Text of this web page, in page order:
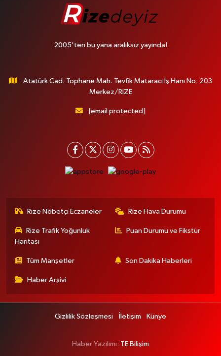
2005'ten bu yana aralıksız yayında!
Atatürk Cad. Tophane Mah. Tevfik Mataracı İş Hanı No: 203
Merkez/RİZE
[email protected]
Rize Nöbetçi Eczaneler Rize Hava Durumu
Rize Trafik Yoğunluk
Haritası
Puan Durumu ve Fikstür
Tüm Manşetler Son Dakika Haberleri
Haber Arşivi
Gizlilik Sözleşmesi İletişim Künye
Haber Yazılımı: TE Bilişim